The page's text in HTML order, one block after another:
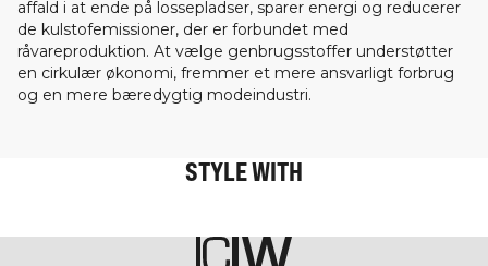
affald i at ende på lossepladser, sparer energi og reducerer
de kulstofemissioner, der er forbundet med
råvareproduktion. At vælge genbrugsstoffer understøtter
en cirkulær økonomi, fremmer et mere ansvarligt forbrug
og en mere bæredygtig modeindustri.
STYLE WITH